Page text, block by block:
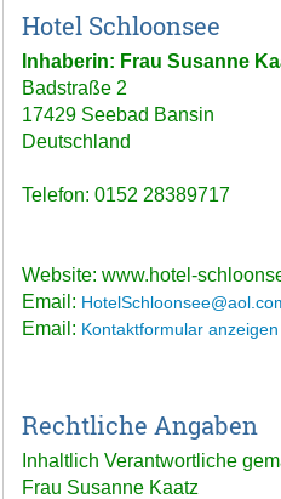
Hotel Schloonsee
Inhaberin: Frau Susanne
Badstraße 2
17429 Seebad Bansin
Deutschland
Telefon: 0152 28389717
Website: www.hotel-
Email:
Email: Kontaktformular anzeigen
Rechtliche Angaben
Inhaltlich Verantwortliche
Frau Susanne Kaatz